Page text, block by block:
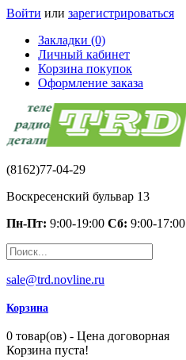
Войти или зарегистрироваться
Закладки (0)
Личный кабинет
Корзина покупок
Оформление заказа
(8162)77-04-29
Воскресенский бульвар 13
Пн-Пт: 9:00-19:00 Сб: 9:00-17:00
sale@trd.novline.ru
Корзина
0 товар(ов) - Цена договорная
Корзина пуста!